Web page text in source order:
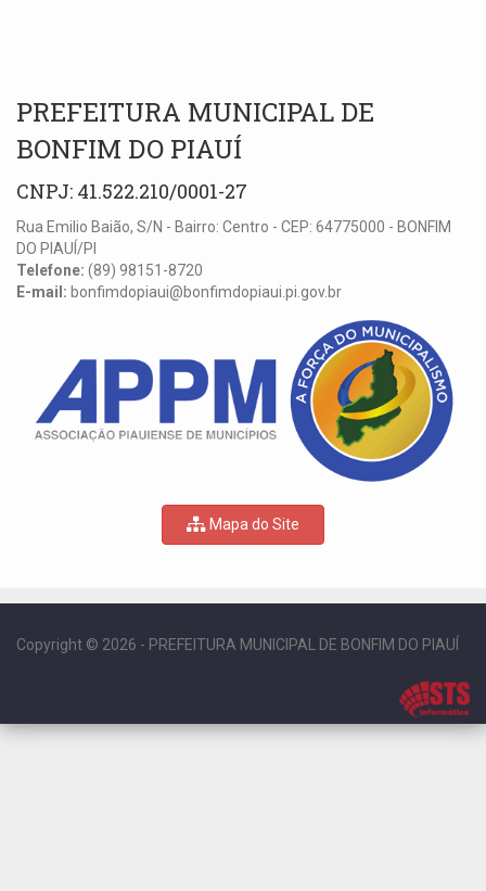
PREFEITURA MUNICIPAL DE
BONFIM DO PIAUÍ
CNPJ: 41.522.210/0001-27
Rua Emilio Baião, S/N - Bairro: Centro - CEP: 64775000 - BONFIM
DO PIAUÍ/PI
Telefone: (89) 98151-8720
E-mail: bonfimdopiaui@bonfimdopiaui.pi.gov.br
Mapa do Site
Copyright © 2026 - PREFEITURA MUNICIPAL DE BONFIM DO PIAUÍ